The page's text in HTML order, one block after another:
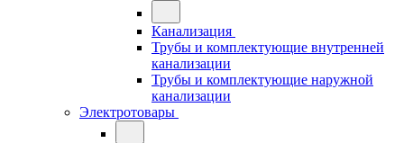
Канализация
Трубы и комплектующие внутренней
канализации
Трубы и комплектующие наружной
канализации
Электротовары